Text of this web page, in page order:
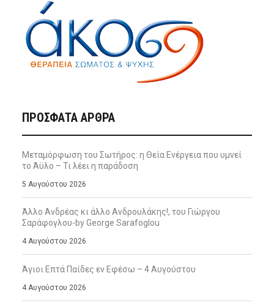
ΠΡΌΣΦΑΤΑ ΆΡΘΡΑ
Μεταμόρφωση του Σωτήρος: η Θεία Ενέργεια που υμνεί
το Άϋλο – Τι λέει η παράδοση
5 Αυγούστου 2026
Άλλο Ανδρέας κι άλλο Ανδρουλάκης!, του Γιώργου
Σαράφογλου-by George Sarafoglou
4 Αυγούστου 2026
Άγιοι Επτά Παίδες εν Εφέσω – 4 Αυγούστου
4 Αυγούστου 2026